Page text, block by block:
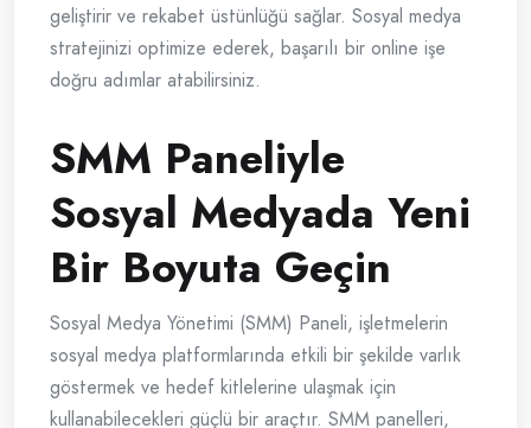
geliştirir ve rekabet üstünlüğü sağlar. Sosyal medya
stratejinizi optimize ederek, başarılı bir online işe
doğru adımlar atabilirsiniz.
SMM Paneliyle
Sosyal Medyada Yeni
Bir Boyuta Geçin
Sosyal Medya Yönetimi (SMM) Paneli, işletmelerin
sosyal medya platformlarında etkili bir şekilde varlık
göstermek ve hedef kitlelerine ulaşmak için
kullanabilecekleri güçlü bir araçtır. SMM panelleri,